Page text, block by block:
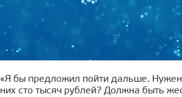
«Я бы предложил пойти дальше. Нужен
них сто тысяч рублей? Должна быть